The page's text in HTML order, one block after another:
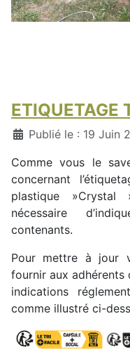
ETIQUETAGE
DétailsPublié le : 19 Juin
Comme vous le
concernant
plastique
nécessaire
contenants.
Pour mettre à jour
fournir aux adhérents
indications
comme illustré ci-